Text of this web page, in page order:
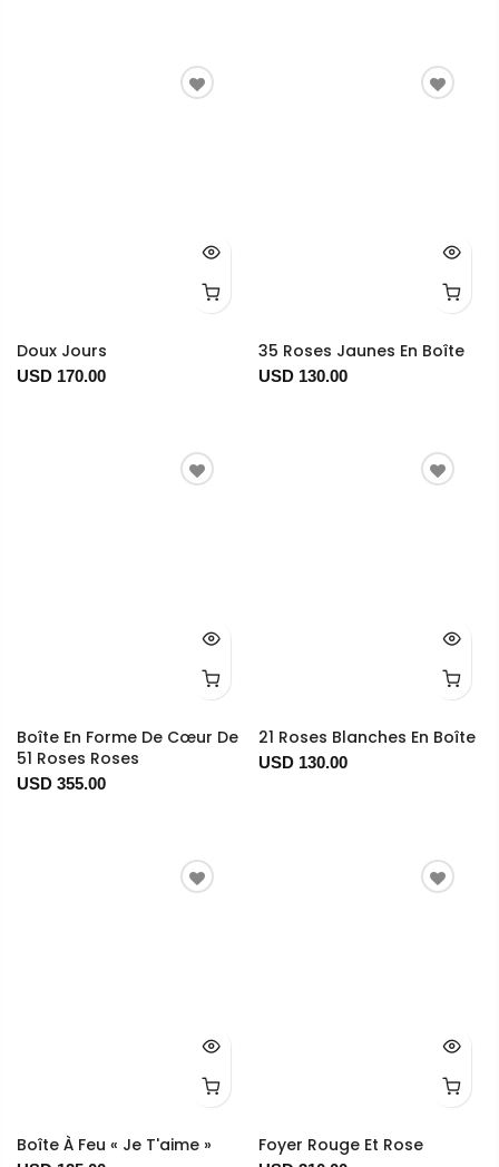
Doux Jours
USD 170.00
35 Roses Jaunes En Boîte
USD 130.00
Boîte En Forme De Cœur De
51 Roses Roses
USD 355.00
21 Roses Blanches En Boîte
USD 130.00
Boîte À Feu « Je T'aime » Foyer Rouge Et Rose